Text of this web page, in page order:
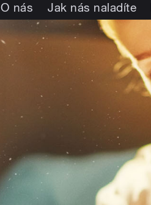
O nás Jak nás naladíte